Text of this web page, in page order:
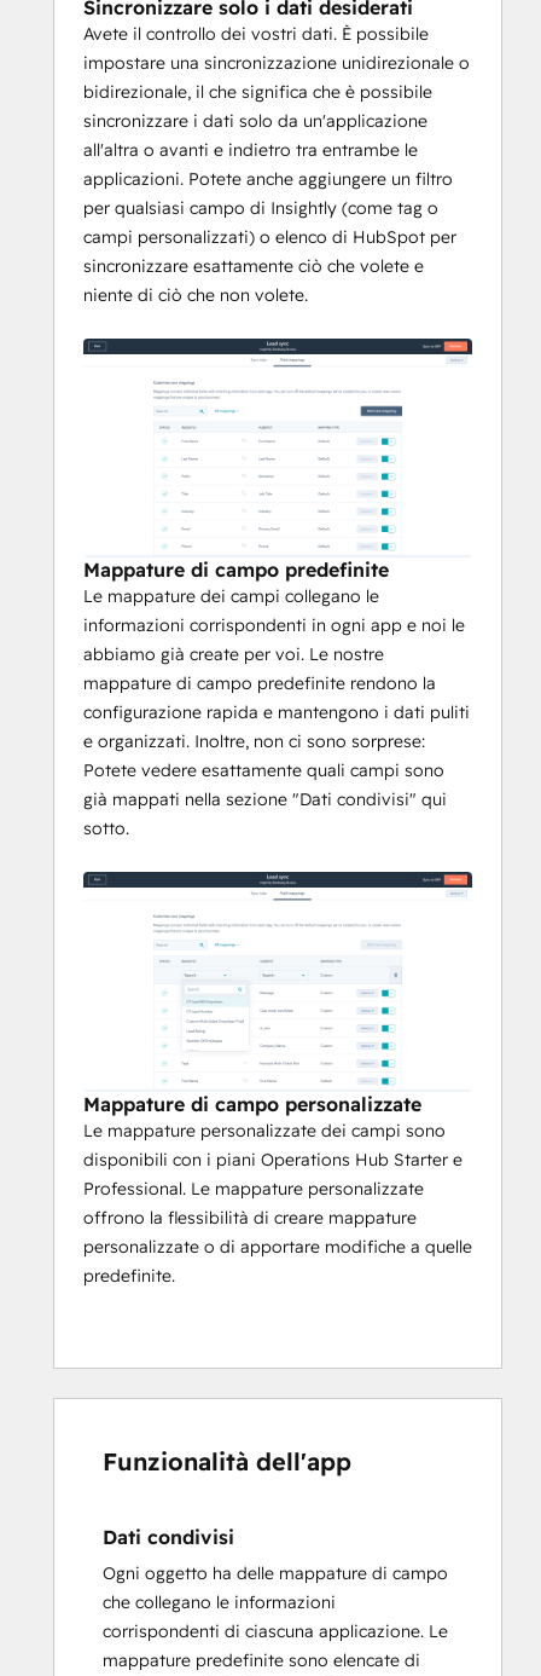
Sincronizzare solo i dati desiderati
Avete il controllo dei vostri dati. È possibile
impostare una sincronizzazione unidirezionale o
bidirezionale, il che significa che è possibile
sincronizzare i dati solo da un'applicazione
all'altra o avanti e indietro tra entrambe le
applicazioni. Potete anche aggiungere un filtro
per qualsiasi campo di Insightly (come tag o
campi personalizzati) o elenco di HubSpot per
sincronizzare esattamente ciò che volete e
niente di ciò che non volete.
Mappature di campo predefinite
Le mappature dei campi collegano le
informazioni corrispondenti in ogni app e noi le
abbiamo già create per voi. Le nostre
mappature di campo predefinite rendono la
configurazione rapida e mantengono i dati puliti
e organizzati. Inoltre, non ci sono sorprese:
Potete vedere esattamente quali campi sono
già mappati nella sezione "Dati condivisi" qui
sotto.
Mappature di campo personalizzate
Le mappature personalizzate dei campi sono
disponibili con i piani Operations Hub Starter e
Professional. Le mappature personalizzate
offrono la flessibilità di creare mappature
personalizzate o di apportare modifiche a quelle
predefinite.
Funzionalità dell'app
Dati condivisi
Ogni oggetto ha delle mappature di campo
che collegano le informazioni
corrispondenti di ciascuna applicazione. Le
mappature predefinite sono elencate di